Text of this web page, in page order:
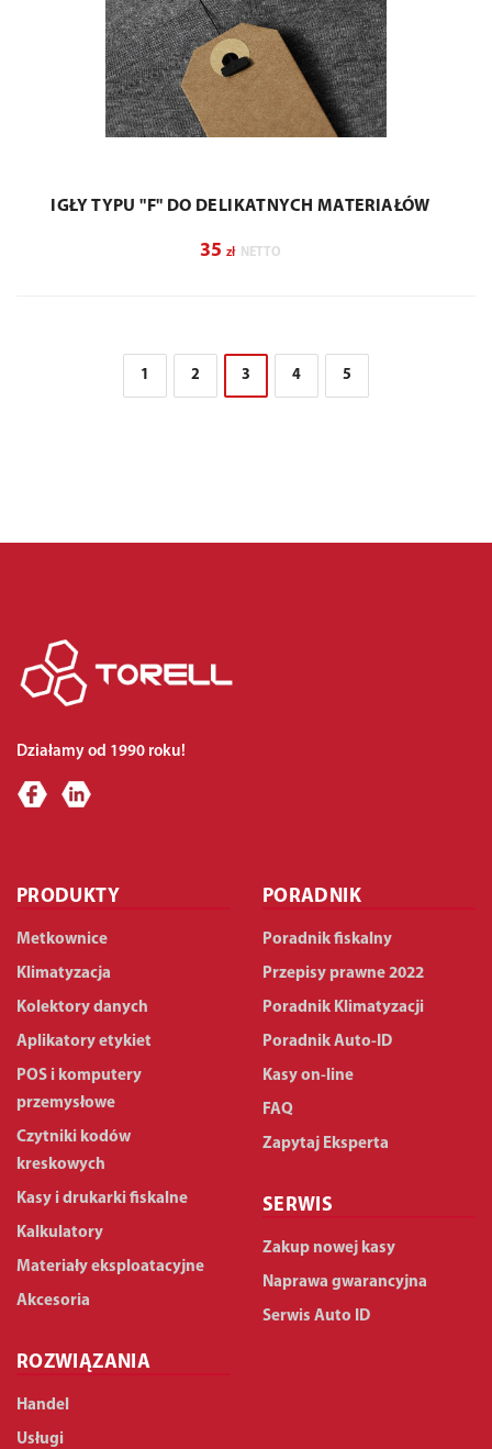
IGŁY TYPU "F" DO DELIKATNYCH MATERIAŁÓW
35 zł NETTO
1 2 3 4 5
Działamy od 1990 roku!
PRODUKTY
Metkownice
Klimatyzacja
Kolektory danych
Aplikatory etykiet
POS i komputery
przemysłowe
Czytniki kodów
kreskowych
Kasy i drukarki fiskalne
Kalkulatory
Materiały eksploatacyjne
Akcesoria
ROZWIĄZANIA
Handel
Usługi
PORADNIK
Poradnik fiskalny
Przepisy prawne 2022
Poradnik Klimatyzacji
Poradnik Auto-ID
Kasy on-line
FAQ
Zapytaj Eksperta
SERWIS
Zakup nowej kasy
Naprawa gwarancyjna
Serwis Auto ID